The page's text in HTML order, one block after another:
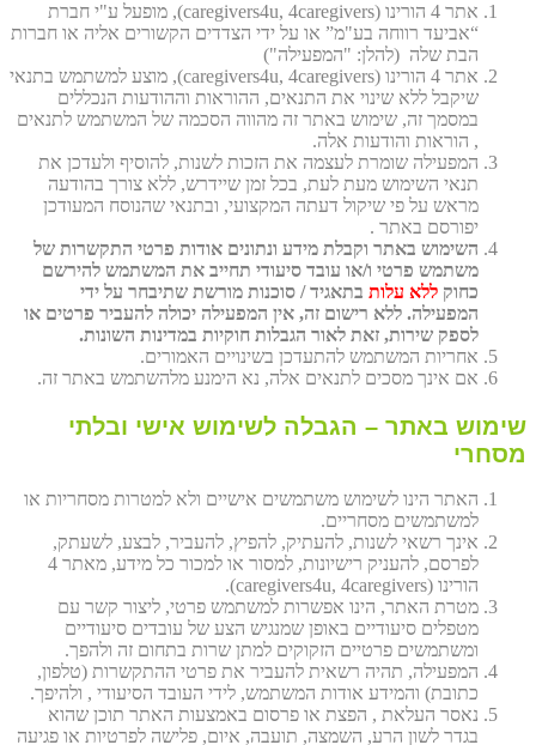
אתר 4 הורינו (caregivers4u, 4caregivers), מופעל ע"י חברת
“אביעד רווחה בע"מ” או על ידי הצדדים הקשורים אליה או חברות
הבת שלה (להלן: "המפעילה")
אתר 4 הורינו (caregivers4u, 4caregivers), מוצע למשתמש בתנאי
שיקבל ללא שינוי את התנאים, ההוראות וההודעות הנכללים
במסמך זה, שימוש באתר זה מהווה הסכמה של המשתמש לתנאים
, הוראות והודעות אלה.
המפעילה שומרת לעצמה את הזכות לשנות, להוסיף ולעדכן את
תנאי השימוש מעת לעת, בכל זמן שיידרש, ללא צורך בהודעה
מראש על פי שיקול דעתה המקצועי, ובתנאי שהנוסח המעודכן
יפורסם באתר .
השימוש באתר וקבלת מידע ונתונים אודות פרטי התקשרות של
משתמש פרטי ו/או עובד סיעודי תחייב את המשתמש להירשם
כחוק ללא עלות בתאגיד / סוכנות מורשת שתיבחר על ידי
המפעילה. ללא רישום זה, אין המפעילה יכולה להעביר פרטים או
לספק שירות, זאת לאור הגבלות חוקיות במדינות השונות.
אחריות המשתמש להתעדכן בשינויים האמורים.
אם אינך מסכים לתנאים אלה, נא הימנע מלהשתמש באתר זה.
שימוש באתר – הגבלה לשימוש אישי ובלתי
מסחרי
האתר הינו לשימוש משתמשים אישיים ולא למטרות מסחריות או
למשתמשים מסחריים.
אינך רשאי לשנות, להעתיק, להפיץ, להעביר, לבצע, לשעתק,
לפרסם, להעניק רישיונות, למסור או למכור כל מידע, מאתר 4
הורינו (caregivers4u, 4caregivers).
מטרת האתר, הינו אפשרות למשתמש פרטי, ליצור קשר עם
מטפלים סיעודיים באופן שמנגיש הצע של עובדים סיעודיים
ומשתמשים פרטיים הזקוקים למתן שרות בתחום זה ולהפך.
המפעילה, תהיה רשאית להעביר את פרטי ההתקשרות (טלפון,
כתובת) והמידע אודות המשתמש, לידי העובד הסיעודי , ולהיפך.
נאסר העלאת , הפצת או פרסום באמצעות האתר תוכן שהוא
בגדר לשון הרע, השמצה, תועבה, איום, פלישה לפרטיות או פגיעה